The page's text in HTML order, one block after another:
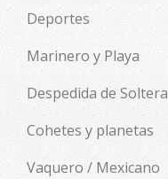
Deportes
Marinero y Playa
Despedida de Soltera
Cohetes y planetas
Vaquero / Mexicano